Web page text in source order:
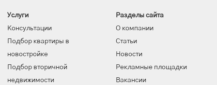
Услуги
Консультации
Подбор квартиры в
новостройке
Подбор вторичной
недвижимости
Разделы сайта
О компании
Статьи
Новости
Рекламные площадки
Вакансии